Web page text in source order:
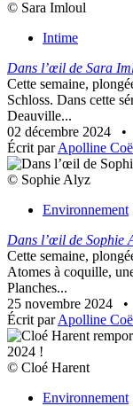
© Sara Imloul
Intime
Dans l’œil de Sara
Cette semaine,
Schloss. Dans cette
Deauville...
02 décembre 2024
•
Écrit parApolline
© Sophie Alyz
Environnement
Dans l’œil de Sophie
Cette semaine,
Atomes à coquille,
Planches...
25 novembre 2024
•
Écrit parApolline
© Cloé Harent
Environnement